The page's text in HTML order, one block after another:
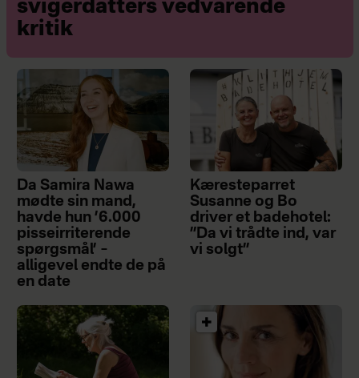
svigerdatters vedvarende
kritik
Da Samira Nawa
mødte sin mand,
havde hun ’6.000
pisseirriterende
spørgsmål’ –
alligevel endte de på
en date
Kæresteparret
Susanne og Bo
driver et badehotel:
”Da vi trådte ind, var
vi solgt”